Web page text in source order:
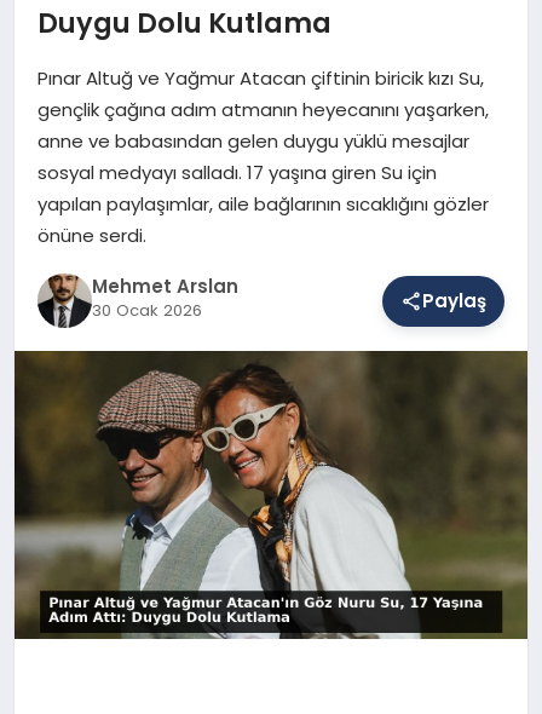
SAĞLIK
EĞITIM
DÜNYA
Duygu Dolu Kutlama
Pınar Altuğ ve Yağmur Atacan çiftinin biricik kızı Su,
gençlik çağına adım atmanın heyecanını yaşarken,
anne ve babasından gelen duygu yüklü mesajlar
sosyal medyayı salladı. 17 yaşına giren Su için
yapılan paylaşımlar, aile bağlarının sıcaklığını gözler
önüne serdi.
Mehmet Arslan
30 Ocak 2026 Paylaş